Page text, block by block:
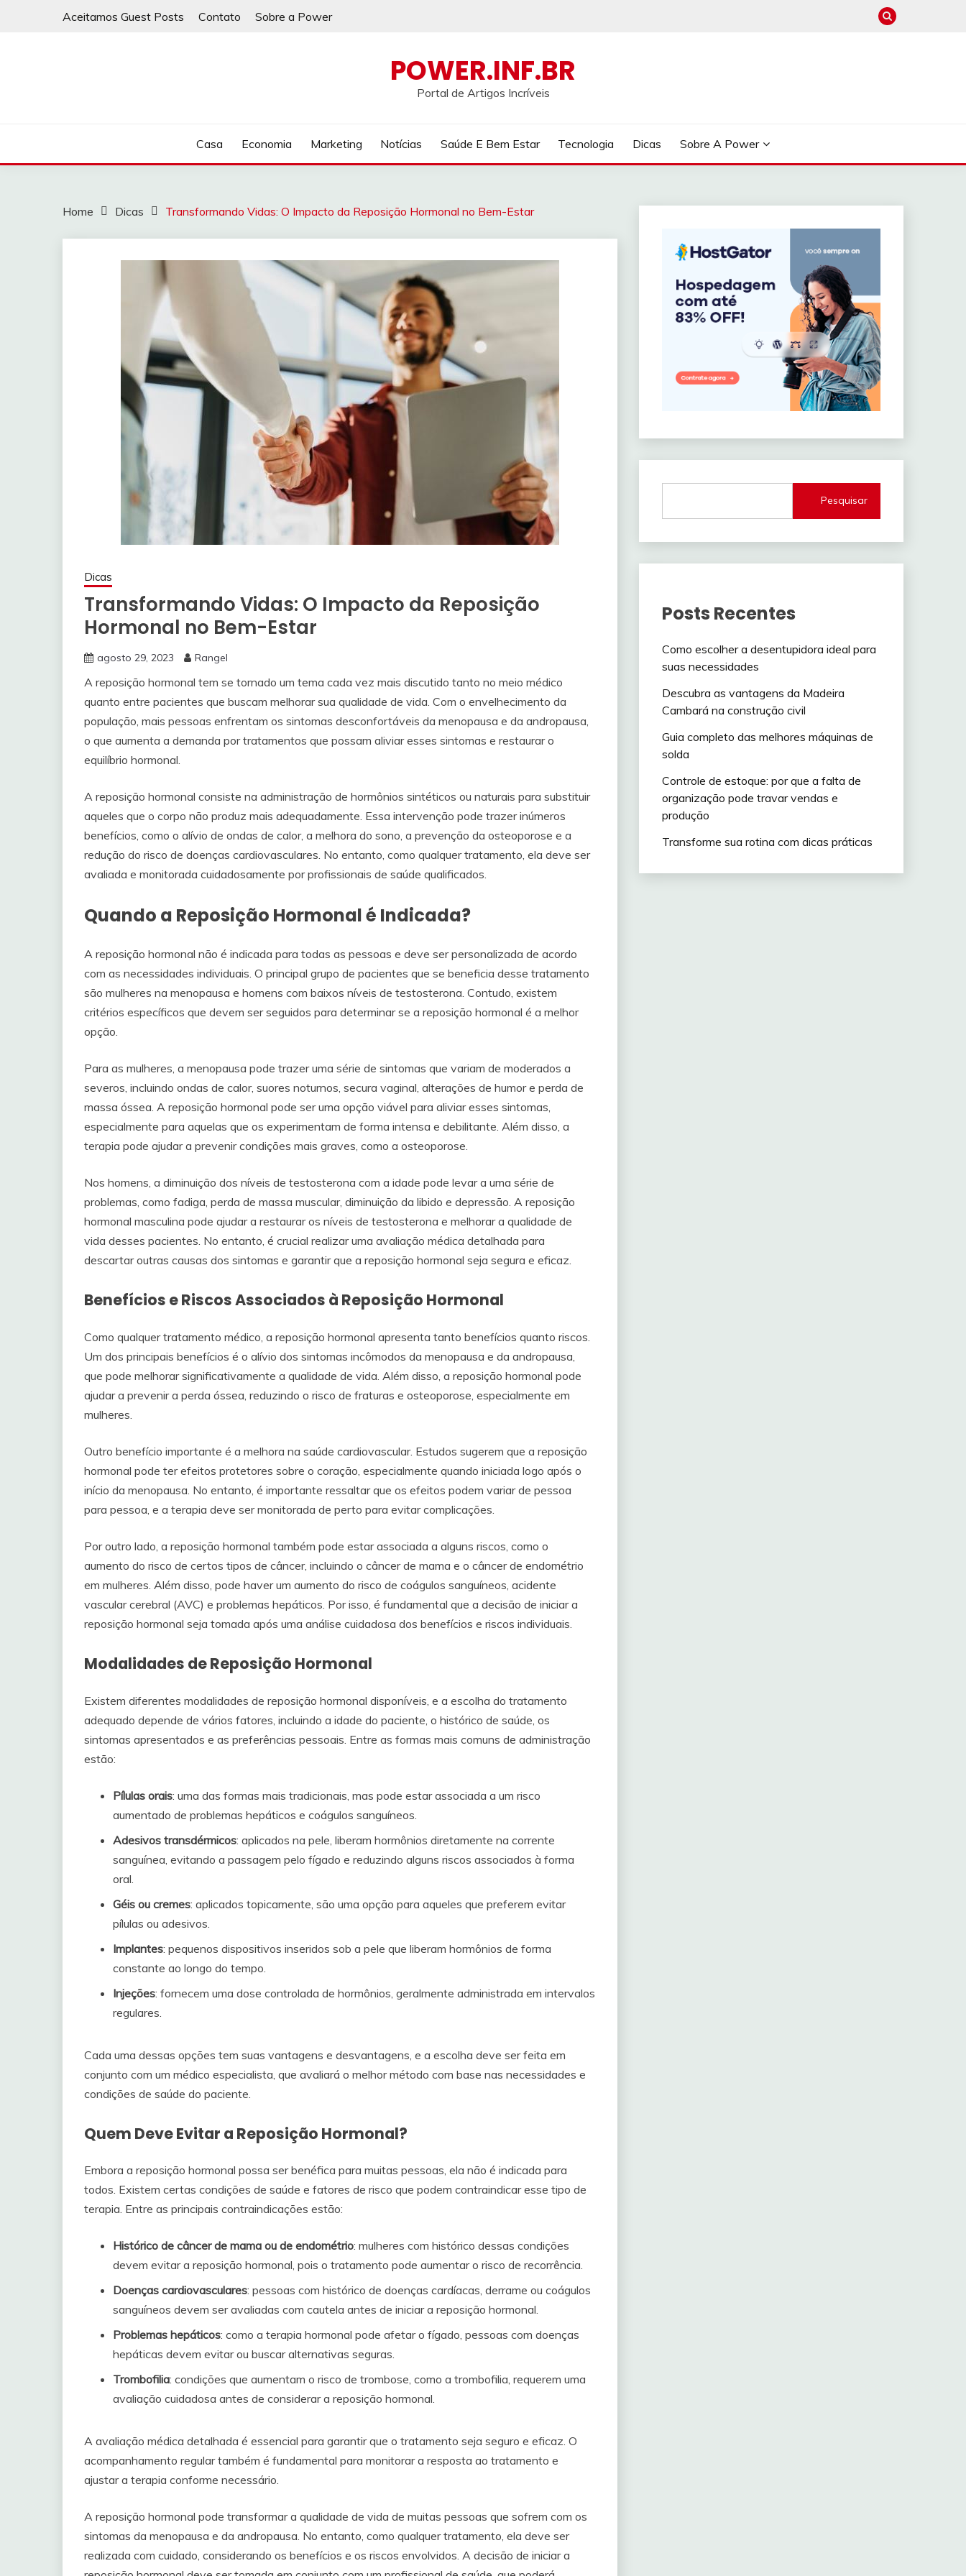
Aceitamos Guest Posts Contato Sobre a Power
POWER.INF.BR
Portal de Artigos Incríveis
Casa Economia Marketing Notícias Saúde E Bem Estar Tecnologia Dicas Sobre A Power
Home Dicas Transformando Vidas: O Impacto da Reposição Hormonal no Bem-Estar
Dicas
Transformando Vidas: O Impacto da Reposição
Hormonal no Bem-Estar
agosto 29, 2023 Rangel
A reposição hormonal tem se tornado um tema cada vez mais discutido tanto no meio médico
quanto entre pacientes que buscam melhorar sua qualidade de vida. Com o envelhecimento da
população, mais pessoas enfrentam os sintomas desconfortáveis da menopausa e da andropausa,
o que aumenta a demanda por tratamentos que possam aliviar esses sintomas e restaurar o
equilíbrio hormonal.
A reposição hormonal consiste na administração de hormônios sintéticos ou naturais para substituir
aqueles que o corpo não produz mais adequadamente. Essa intervenção pode trazer inúmeros
benefícios, como o alívio de ondas de calor, a melhora do sono, a prevenção da osteoporose e a
redução do risco de doenças cardiovasculares. No entanto, como qualquer tratamento, ela deve ser
avaliada e monitorada cuidadosamente por profissionais de saúde qualificados.
Quando a Reposição Hormonal é Indicada?
A reposição hormonal não é indicada para todas as pessoas e deve ser personalizada de acordo
com as necessidades individuais. O principal grupo de pacientes que se beneficia desse tratamento
são mulheres na menopausa e homens com baixos níveis de testosterona. Contudo, existem
critérios específicos que devem ser seguidos para determinar se a reposição hormonal é a melhor
opção.
Para as mulheres, a menopausa pode trazer uma série de sintomas que variam de moderados a
severos, incluindo ondas de calor, suores noturnos, secura vaginal, alterações de humor e perda de
massa óssea. A reposição hormonal pode ser uma opção viável para aliviar esses sintomas,
especialmente para aquelas que os experimentam de forma intensa e debilitante. Além disso, a
terapia pode ajudar a prevenir condições mais graves, como a osteoporose.
Nos homens, a diminuição dos níveis de testosterona com a idade pode levar a uma série de
problemas, como fadiga, perda de massa muscular, diminuição da libido e depressão. A reposição
hormonal masculina pode ajudar a restaurar os níveis de testosterona e melhorar a qualidade de
vida desses pacientes. No entanto, é crucial realizar uma avaliação médica detalhada para
descartar outras causas dos sintomas e garantir que a reposição hormonal seja segura e eficaz.
Benefícios e Riscos Associados à Reposição Hormonal
Como qualquer tratamento médico, a reposição hormonal apresenta tanto benefícios quanto riscos.
Um dos principais benefícios é o alívio dos sintomas incômodos da menopausa e da andropausa,
que pode melhorar significativamente a qualidade de vida. Além disso, a reposição hormonal pode
ajudar a prevenir a perda óssea, reduzindo o risco de fraturas e osteoporose, especialmente em
mulheres.
Outro benefício importante é a melhora na saúde cardiovascular. Estudos sugerem que a reposição
hormonal pode ter efeitos protetores sobre o coração, especialmente quando iniciada logo após o
início da menopausa. No entanto, é importante ressaltar que os efeitos podem variar de pessoa
para pessoa, e a terapia deve ser monitorada de perto para evitar complicações.
Por outro lado, a reposição hormonal também pode estar associada a alguns riscos, como o
aumento do risco de certos tipos de câncer, incluindo o câncer de mama e o câncer de endométrio
em mulheres. Além disso, pode haver um aumento do risco de coágulos sanguíneos, acidente
vascular cerebral (AVC) e problemas hepáticos. Por isso, é fundamental que a decisão de iniciar a
reposição hormonal seja tomada após uma análise cuidadosa dos benefícios e riscos individuais.
Modalidades de Reposição Hormonal
Existem diferentes modalidades de reposição hormonal disponíveis, e a escolha do tratamento
adequado depende de vários fatores, incluindo a idade do paciente, o histórico de saúde, os
sintomas apresentados e as preferências pessoais. Entre as formas mais comuns de administração
estão:
Pílulas orais: uma das formas mais tradicionais, mas pode estar associada a um risco
aumentado de problemas hepáticos e coágulos sanguíneos.
Adesivos transdérmicos: aplicados na pele, liberam hormônios diretamente na corrente
sanguínea, evitando a passagem pelo fígado e reduzindo alguns riscos associados à forma
oral.
Géis ou cremes: aplicados topicamente, são uma opção para aqueles que preferem evitar
pílulas ou adesivos.
Implantes: pequenos dispositivos inseridos sob a pele que liberam hormônios de forma
constante ao longo do tempo.
Injeções: fornecem uma dose controlada de hormônios, geralmente administrada em intervalos
regulares.
Cada uma dessas opções tem suas vantagens e desvantagens, e a escolha deve ser feita em
conjunto com um médico especialista, que avaliará o melhor método com base nas necessidades e
condições de saúde do paciente.
Quem Deve Evitar a Reposição Hormonal?
Embora a reposição hormonal possa ser benéfica para muitas pessoas, ela não é indicada para
todos. Existem certas condições de saúde e fatores de risco que podem contraindicar esse tipo de
terapia. Entre as principais contraindicações estão:
Histórico de câncer de mama ou de endométrio: mulheres com histórico dessas condições
devem evitar a reposição hormonal, pois o tratamento pode aumentar o risco de recorrência.
Doenças cardiovasculares: pessoas com histórico de doenças cardíacas, derrame ou coágulos
sanguíneos devem ser avaliadas com cautela antes de iniciar a reposição hormonal.
Problemas hepáticos: como a terapia hormonal pode afetar o fígado, pessoas com doenças
hepáticas devem evitar ou buscar alternativas seguras.
Trombofilia: condições que aumentam o risco de trombose, como a trombofilia, requerem uma
avaliação cuidadosa antes de considerar a reposição hormonal.
A avaliação médica detalhada é essencial para garantir que o tratamento seja seguro e eficaz. O
acompanhamento regular também é fundamental para monitorar a resposta ao tratamento e
ajustar a terapia conforme necessário.
A reposição hormonal pode transformar a qualidade de vida de muitas pessoas que sofrem com os
sintomas da menopausa e da andropausa. No entanto, como qualquer tratamento, ela deve ser
realizada com cuidado, considerando os benefícios e os riscos envolvidos. A decisão de iniciar a
Pesquisar
Posts Recentes
Como escolher a desentupidora ideal para
suas necessidades
Descubra as vantagens da Madeira
Cambará na construção civil
Guia completo das melhores máquinas de
solda
Controle de estoque: por que a falta de
organização pode travar vendas e
produção
Transforme sua rotina com dicas práticas